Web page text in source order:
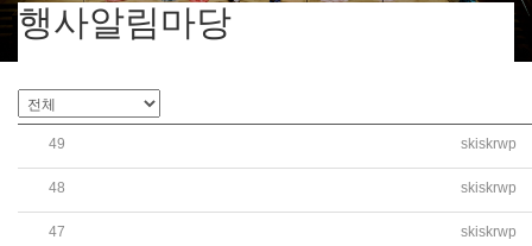
행사알림마당
49 skiskrwp
48 유치원-학부모 대상, '온택트 수업 공개 주간' 운영skiskrwp
47 중고등-학부모 대상, '온택트 수업 공개 주간' 운영skiskrwp